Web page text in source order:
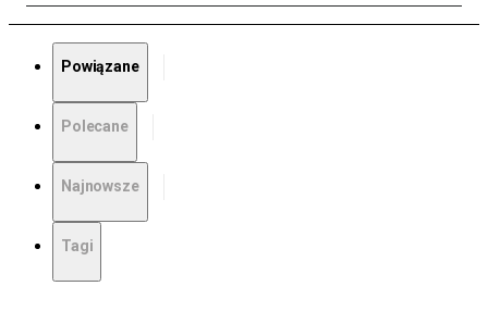
Powiązane
Polecane
Najnowsze
Tagi